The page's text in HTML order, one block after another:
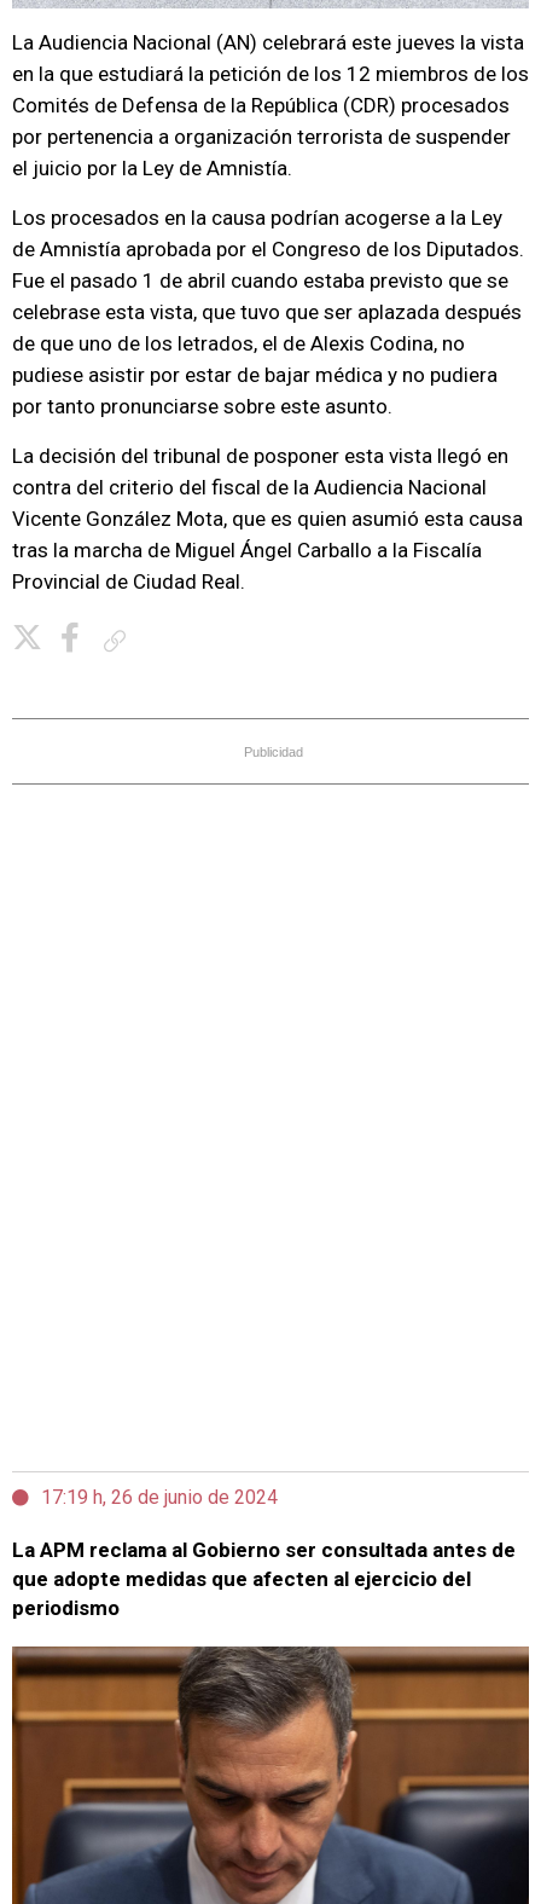
La Audiencia Nacional (AN) celebrará este jueves la vista
en la que estudiará la petición de los 12 miembros de los
Comités de Defensa de la República (CDR) procesados
por pertenencia a organización terrorista de suspender
el juicio por la Ley de Amnistía.
Los procesados en la causa podrían acogerse a la Ley
de Amnistía aprobada por el Congreso de los Diputados.
Fue el pasado 1 de abril cuando estaba previsto que se
celebrase esta vista, que tuvo que ser aplazada después
de que uno de los letrados, el de Alexis Codina, no
pudiese asistir por estar de bajar médica y no pudiera
por tanto pronunciarse sobre este asunto.
La decisión del tribunal de posponer esta vista llegó en
contra del criterio del fiscal de la Audiencia Nacional
Vicente González Mota, que es quien asumió esta causa
tras la marcha de Miguel Ángel Carballo a la Fiscalía
Provincial de Ciudad Real.
Publicidad
17:19 h, 26 de junio de 2024
La APM reclama al Gobierno ser consultada antes de
que adopte medidas que afecten al ejercicio del
periodismo